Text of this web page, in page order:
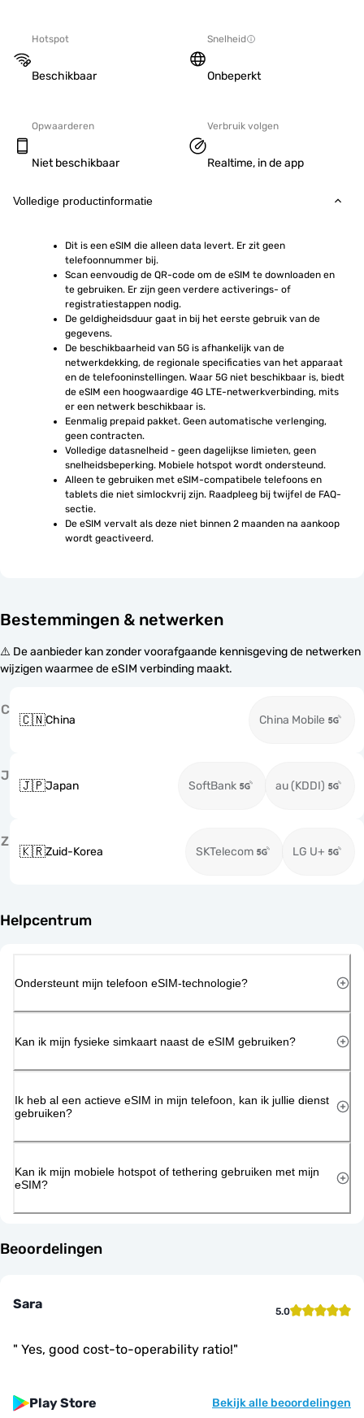
Hotspot
Beschikbaar
Snelheid
Onbeperkt
Opwaarderen
Niet beschikbaar
Verbruik volgen
Realtime, in de app
Volledige productinformatie
Dit is een eSIM die alleen data levert. Er zit geen
telefoonnummer bij.
Scan eenvoudig de QR-code om de eSIM te downloaden en
te gebruiken. Er zijn geen verdere activerings- of
registratiestappen nodig.
De geldigheidsduur gaat in bij het eerste gebruik van de
gegevens.
De beschikbaarheid van 5G is afhankelijk van de
netwerkdekking, de regionale specificaties van het apparaat
en de telefooninstellingen. Waar 5G niet beschikbaar is, biedt
de eSIM een hoogwaardige 4G LTE-netwerkverbinding, mits
er een netwerk beschikbaar is.
Eenmalig prepaid pakket. Geen automatische verlenging,
geen contracten.
Volledige datasnelheid - geen dagelijkse limieten, geen
snelheidsbeperking. Mobiele hotspot wordt ondersteund.
Alleen te gebruiken met eSIM-compatibele telefoons en
tablets die niet simlockvrij zijn. Raadpleeg bij twijfel de FAQ-
sectie.
De eSIM vervalt als deze niet binnen 2 maanden na aankoop
wordt geactiveerd.
Bestemmingen & netwerken
⚠️ De aanbieder kan zonder voorafgaande kennisgeving de netwerken
wijzigen waarmee de eSIM verbinding maakt.
C
🇨🇳China China Mobile
J
🇯🇵Japan SoftBank au (KDDI)
Z
🇰🇷Zuid-Korea SKTelecom LG U+
Helpcentrum
Ondersteunt mijn telefoon eSIM-technologie?
Kan ik mijn fysieke simkaart naast de eSIM gebruiken?
Ik heb al een actieve eSIM in mijn telefoon, kan ik jullie dienst
gebruiken?
Kan ik mijn mobiele hotspot of tethering gebruiken met mijn
eSIM?
Beoordelingen
Sara 5.0
" Yes, good cost-to-operability ratio!"
Play Store Bekijk alle beoordelingen